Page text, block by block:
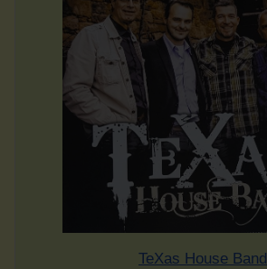
TeXas House Band